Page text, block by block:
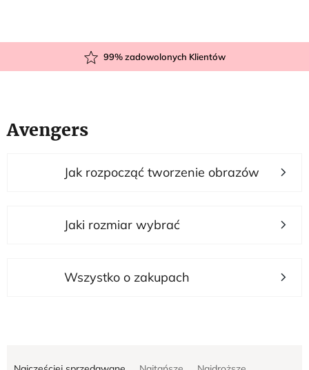
99% zadowolonych Klientów
Avengers
Jak rozpocząć tworzenie obrazów
Jaki rozmiar wybrać
Wszystko o zakupach